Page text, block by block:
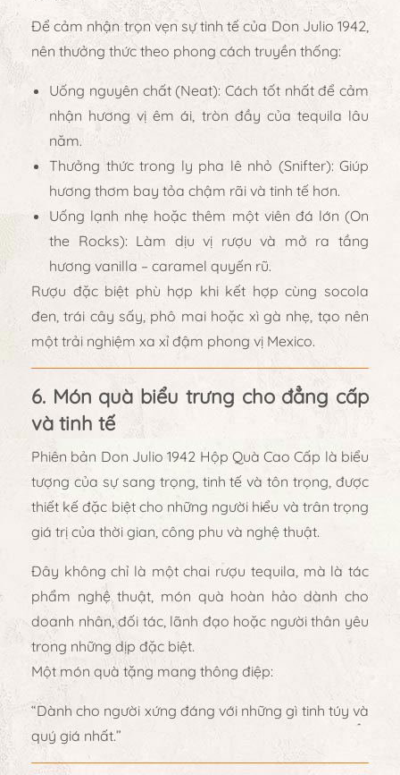
Để cảm nhận trọn vẹn sự tinh tế của Don Julio 1942,
nên thưởng thức theo phong cách truyền thống:
Uống nguyên chất (Neat): Cách tốt nhất để cảm
nhận hương vị êm ái, tròn đầy của tequila lâu
năm.
Thưởng thức trong ly pha lê nhỏ (Snifter): Giúp
hương thơm bay tỏa chậm rãi và tinh tế hơn.
Uống lạnh nhẹ hoặc thêm một viên đá lớn (On
the Rocks): Làm dịu vị rượu và mở ra tầng
hương vanilla – caramel quyến rũ.
Rượu đặc biệt phù hợp khi kết hợp cùng socola
đen, trái cây sấy, phô mai hoặc xì gà nhẹ , tạo nên
một trải nghiệm xa xỉ đậm phong vị Mexico.
6. Món quà biểu trưng cho đẳng cấp
và tinh tế
Phiên bản Don Julio 1942 Hộp Quà Cao Cấp là biểu
tượng của sự sang trọng, tinh tế và tôn trọng , được
thiết kế đặc biệt cho những người hiểu và trân trọng
giá trị của thời gian, công phu và nghệ thuật.
Đây không chỉ là một chai rượu tequila, mà là tác
phẩm nghệ thuật , món quà hoàn hảo dành cho
doanh nhân, đối tác, lãnh đạo hoặc người thân yêu
trong những dịp đặc biệt.
Một món quà tặng mang thông điệp:
“Dành cho người xứng đáng với những gì tinh túy và
quý giá nhất.”